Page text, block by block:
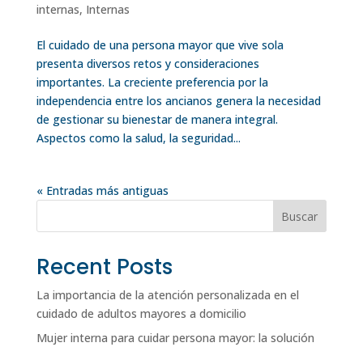
internas, Internas
El cuidado de una persona mayor que vive sola
presenta diversos retos y consideraciones
importantes. La creciente preferencia por la
independencia entre los ancianos genera la necesidad
de gestionar su bienestar de manera integral.
Aspectos como la salud, la seguridad...
« Entradas más antiguas
Buscar
Recent Posts
La importancia de la atención personalizada en el
cuidado de adultos mayores a domicilio
Mujer interna para cuidar persona mayor: la solución